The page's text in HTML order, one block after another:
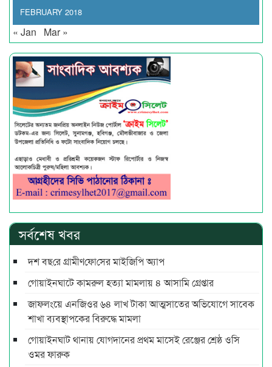
FEBRUARY 2018
« Jan Mar »
সর্বশেষ খবর
দশ বছ‌রে গ্রামীণ‌ফো‌সের মাইজিপি অ্যাপ
গোয়াইনঘাটে কামরুল হত্যা মামলায় ৪ আসামি গ্রেপ্তার
জাফলংয়ে এনজিওর ৬৪ লাখ টাকা আত্মসাতের অভিযোগে সাবেক
শাখা ব্যবস্থাপকের বিরুদ্ধে মামলা
গোয়াইনঘাট থানায় যোগদানের প্রথম মাসেই রেঞ্জের শ্রেষ্ঠ ওসি
ওমর ফারুক